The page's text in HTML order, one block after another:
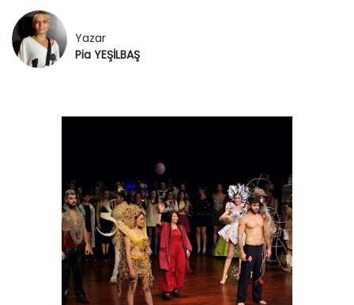
RÖPORTAJ
SAĞLIK ▽
Yazar
Pia YEŞİLBAŞ